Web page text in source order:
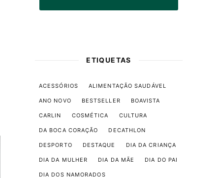
ETIQUETAS
ACESSÓRIOS ALIMENTAÇÃO SAUDÁVEL
ANO NOVO BESTSELLER BOAVISTA
CARLIN COSMÉTICA CULTURA
DA BOCA CORAÇÃO DECATHLON
DESPORTO DESTAQUE DIA DA CRIANÇA
DIA DA MULHER DIA DA MÃE DIA DO PAI
DIA DOS NAMORADOS